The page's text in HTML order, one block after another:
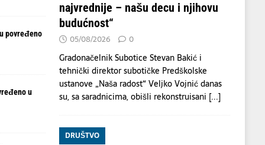
povređeno
u
najvrednije – našu decu i njihovu
budućnost“
05/08/2026 0
Gradonačelnik Subotice Stevan Bakić i
tehnički direktor subotičke Predškolske
ustanove „Naša radost“ Veljko Vojnić danas
su, sa saradnicima, obišli rekonstruisani [...]
DRUŠTVO